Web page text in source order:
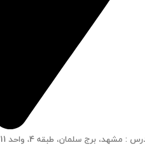
: مشهد، برج سلمان، طبقه 4، واحد 11 و 12